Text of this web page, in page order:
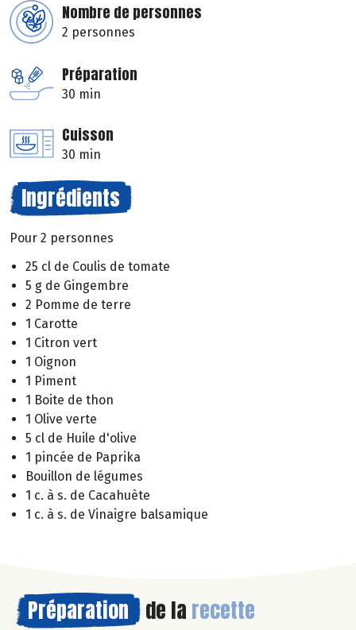
Nombre de personnes
2 personnes
Préparation
30 min
Cuisson
30 min
Ingrédients
Pour 2 personnes
25 cl de Coulis de tomate
5 g de Gingembre
2 Pomme de terre
1 Carotte
1 Citron vert
1 Oignon
1 Piment
1 Boite de thon
1 Olive verte
5 cl de Huile d'olive
1 pincée de Paprika
Bouillon de légumes
1 c. à s. de Cacahuète
1 c. à s. de Vinaigre balsamique
Préparation de la recette